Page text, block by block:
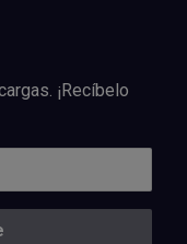
¡Recíbelo